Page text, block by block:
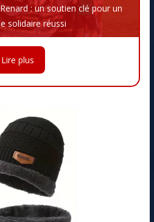
: un soutien clé pour un
solidaire réussi
Lire plus